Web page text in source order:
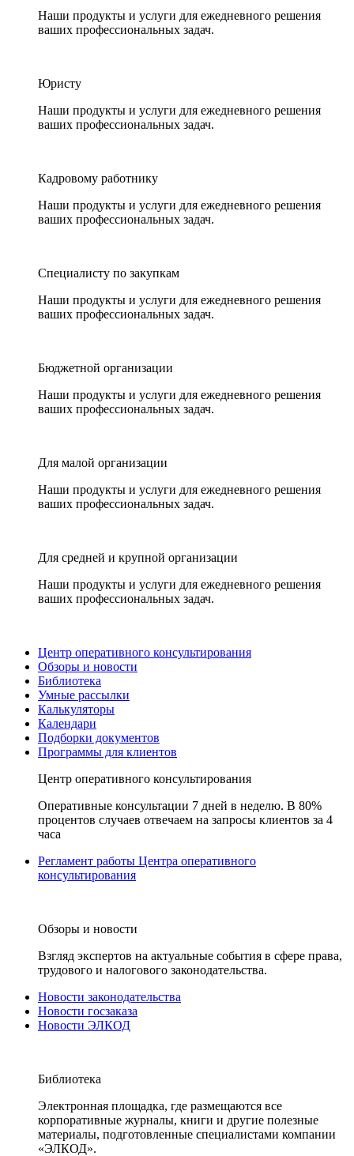
Наши продукты и услуги для ежедневного решения
ваших профессиональных задач.
Юристу
Наши продукты и услуги для ежедневного решения
ваших профессиональных задач.
Кадровому работнику
Наши продукты и услуги для ежедневного решения
ваших профессиональных задач.
Специалисту по закупкам
Наши продукты и услуги для ежедневного решения
ваших профессиональных задач.
Бюджетной организации
Наши продукты и услуги для ежедневного решения
ваших профессиональных задач.
Для малой организации
Наши продукты и услуги для ежедневного решения
ваших профессиональных задач.
Для средней и крупной организации
Наши продукты и услуги для ежедневного решения
ваших профессиональных задач.
Центр оперативного консультирования
Обзоры и новости
Библиотека
Умные рассылки
Калькуляторы
Календари
Подборки документов
Программы для клиентов
Центр оперативного консультирования
Оперативные консультации 7 дней в неделю. В 80%
процентов случаев отвечаем на запросы клиентов за 4
часа
Регламент работы Центра оперативного
консультирования
Обзоры и новости
Взгляд экспертов на актуальные события в сфере права,
трудового и налогового законодательства.
Новости законодательства
Новости госзаказа
Новости ЭЛКОД
Библиотека
Электронная площадка, где размещаются все
корпоративные журналы, книги и другие полезные
материалы, подготовленные специалистами компании
«ЭЛКОД».